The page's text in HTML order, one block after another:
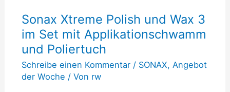
Sonax Xtreme Polish und Wax 3
im Set mit Applikationschwamm
und Poliertuch
Schreibe einen Kommentar / SONAX, Angebot
der Woche / Von rw
Polish
und
Wax
3
im